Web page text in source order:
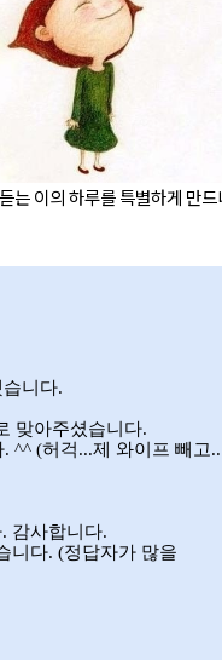
는 이의 하루를 특별하게 만
니다.
맞아주셨습니다.
. ^^ (허걱...제 와이프 빼고
. 감사합니다.
니다. (정답자가 많을